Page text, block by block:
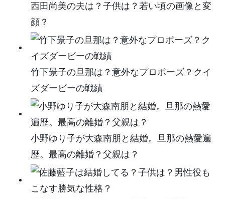
西田尚美の夫は？子供は？若い頃の画像と変
顔？
竹下景子の旦那は？意外なプロポーズ？クイ
ズダービーの戦績
小野ゆり子が大森南朋と結婚。旦那の熱愛遍
歴。最高の離婚？父親は？